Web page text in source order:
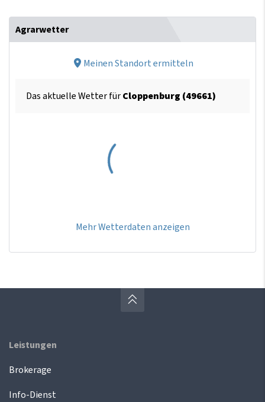
Agrarwetter
Meinen Standort ermitteln
Das aktuelle Wetter fürCloppenburg (49661)
Mehr Wetterdaten anzeigen
Leistungen
Brokerage
Info-Dienst